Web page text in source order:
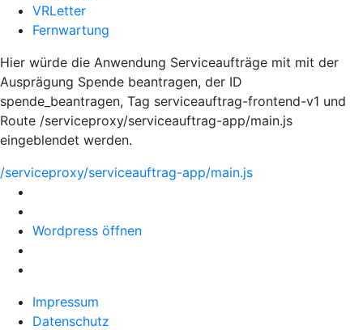
VRLetter
Fernwartung
Hier würde die Anwendung Serviceaufträge mit mit der
Ausprägung Spende beantragen, der ID
spende_beantragen, Tag serviceauftrag-frontend-v1 und
Route /serviceproxy/serviceauftrag-app/main.js
eingeblendet werden.
/serviceproxy/serviceauftrag-app/main.js
Wordpress öffnen
Impressum
Datenschutz